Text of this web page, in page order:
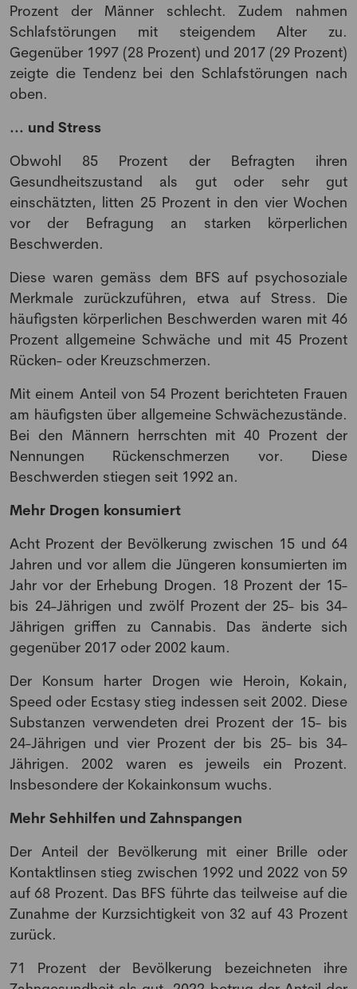
Prozent der Männer schlecht. Zudem nahmen
Schlafstörungen mit steigendem Alter zu.
Gegenüber 1997 (28 Prozent) und 2017 (29 Prozent)
zeigte die Tendenz bei den Schlafstörungen nach
oben.
... und Stress
Obwohl 85 Prozent der Befragten ihren
Gesundheitszustand als gut oder sehr gut
einschätzten, litten 25 Prozent in den vier Wochen
vor der Befragung an starken körperlichen
Beschwerden.
Diese waren gemäss dem BFS auf psychosoziale
Merkmale zurückzuführen, etwa auf Stress. Die
häufigsten körperlichen Beschwerden waren mit 46
Prozent allgemeine Schwäche und mit 45 Prozent
Rücken- oder Kreuzschmerzen.
Mit einem Anteil von 54 Prozent berichteten Frauen
am häufigsten über allgemeine Schwächezustände.
Bei den Männern herrschten mit 40 Prozent der
Nennungen Rückenschmerzen vor. Diese
Beschwerden stiegen seit 1992 an.
Mehr Drogen konsumiert
Acht Prozent der Bevölkerung zwischen 15 und 64
Jahren und vor allem die Jüngeren konsumierten im
Jahr vor der Erhebung Drogen. 18 Prozent der 15-
bis 24-Jährigen und zwölf Prozent der 25- bis 34-
Jährigen griffen zu Cannabis. Das änderte sich
gegenüber 2017 oder 2002 kaum.
Der Konsum harter Drogen wie Heroin, Kokain,
Speed oder Ecstasy stieg indessen seit 2002. Diese
Substanzen verwendeten drei Prozent der 15- bis
24-Jährigen und vier Prozent der bis 25- bis 34-
Jährigen. 2002 waren es jeweils ein Prozent.
Insbesondere der Kokainkonsum wuchs.
Mehr Sehhilfen und Zahnspangen
Der Anteil der Bevölkerung mit einer Brille oder
Kontaktlinsen stieg zwischen 1992 und 2022 von 59
auf 68 Prozent. Das BFS führte das teilweise auf die
Zunahme der Kurzsichtigkeit von 32 auf 43 Prozent
zurück.
71 Prozent der Bevölkerung bezeichneten ihre
NEWSLETTER
Anmeldung Newsletter
Melde dich kostenlos für unseren Newsletter
an und erhalte einmal pro Woche die neusten
Pharmazie und Medizin.